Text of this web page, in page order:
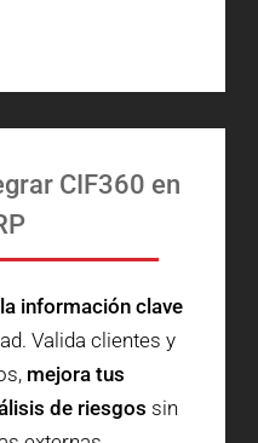
CIF360 en
información clave
Valida clientes y
mejora tus
de riesgos sin